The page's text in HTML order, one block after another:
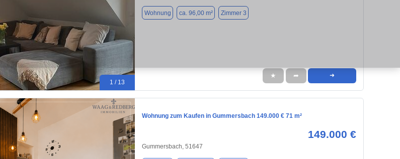
1 / 13
Wohnung ca. 96,00 m² Zimmer 3
★ ➦ ➜
Wohnung zum Kaufen in Gummersbach 149.000 € 71 m²
149.000 €
Gummersbach, 51647